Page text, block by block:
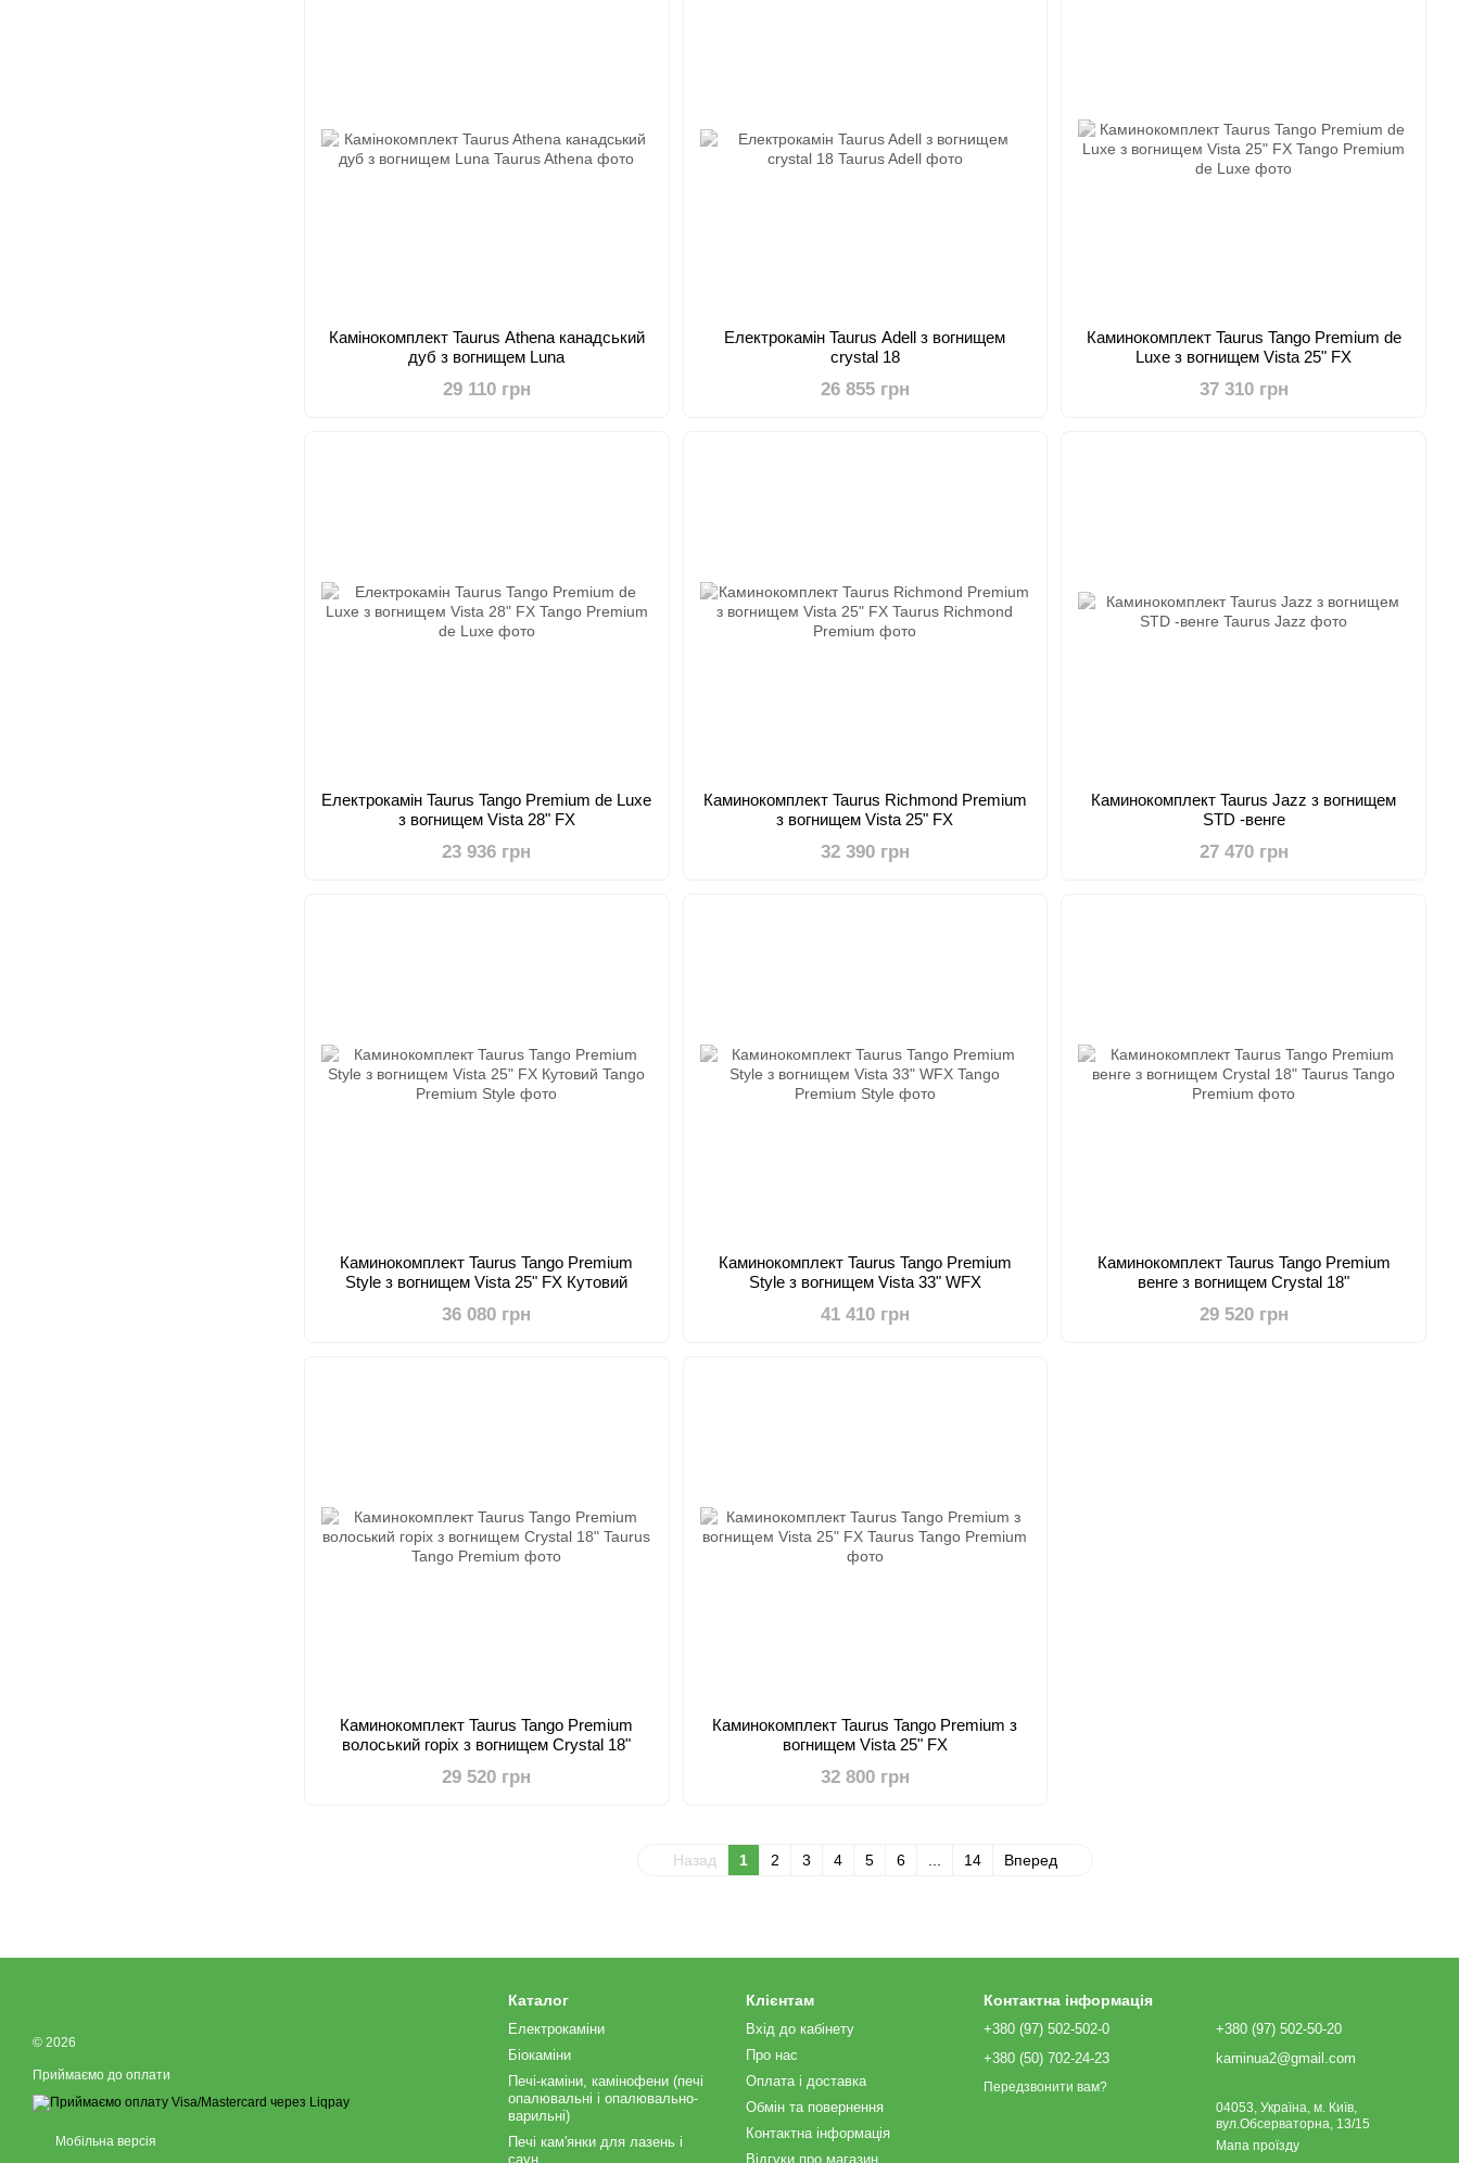
Камінокомплект Taurus Athena канадський
дуб з вогнищем Luna
29 110 грн
Електрокамін Taurus Adell з вогнищем
crystal 18
26 855 грн
Каминокомплект Taurus Tango Premium de
Luxe з вогнищем Vista 25" FX
37 310 грн
Електрокамін Taurus Tango Premium de Luxe
з вогнищем Vista 28" FX
23 936 грн
Каминокомплект Taurus Richmond Premium
з вогнищем Vista 25" FX
32 390 грн
Каминокомплект Taurus Jazz з вогнищем
STD -венге
27 470 грн
Каминокомплект Taurus Tango Premium
Style з вогнищем Vista 25" FX Кутовий
36 080 грн
Каминокомплект Taurus Tango Premium
Style з вогнищем Vista 33" WFX
41 410 грн
Каминокомплект Taurus Tango Premium
венге з вогнищем Crystal 18"
29 520 грн
Каминокомплект Taurus Tango Premium
волоський горіх з вогнищем Crystal 18"
29 520 грн
Каминокомплект Taurus Tango Premium з
вогнищем Vista 25" FX
32 800 грн
Назад 1 2 3 4 5 6 14 Вперед
© 2026
Приймаємо до оплати
Мобільна версія
Каталог
Електрокаміни
Біокаміни
Печі-каміни, камінофени (печі
опалювальні і опалювально-
варильні)
Печі кам'янки для лазень і
саун
Клієнтам
Вхід до кабінету
Про нас
Оплата і доставка
Обмін та повернення
Контактна інформація
Відгуки про магазин
Контактна інформація
+380 (97) 502-502-0
+380 (50) 702-24-23
Передзвонити вам?
+380 (97) 502-50-20
kaminua2@gmail.com
04053, Україна, м. Київ,
вул.Обсерваторна, 13/15
Мапа проїзду